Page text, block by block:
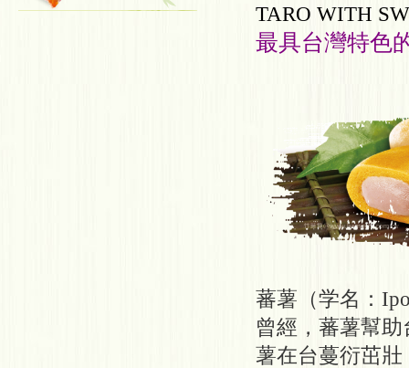
TARO WITH
最具台灣特色
蕃薯（学名：
曾經，蕃薯幫
薯在台蔓衍茁壯